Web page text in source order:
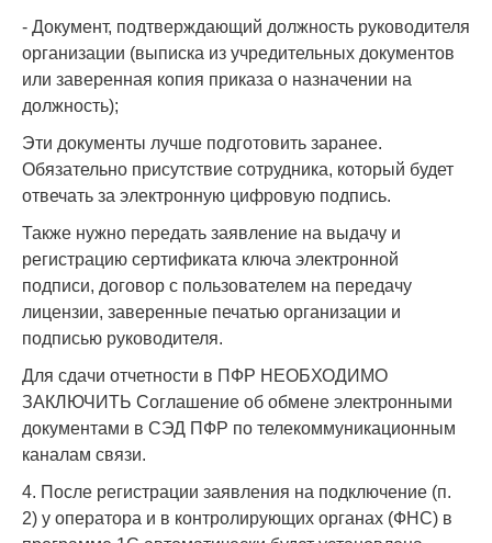
- Документ, подтверждающий должность руководителя
организации (выписка из учредительных документов
или заверенная копия приказа о назначении на
должность);
Эти документы лучше подготовить заранее.
Обязательно присутствие сотрудника, который будет
отвечать за электронную цифровую подпись.
Также нужно передать заявление на выдачу и
регистрацию сертификата ключа электронной
подписи, договор с пользователем на передачу
лицензии, заверенные печатью организации и
подписью руководителя.
Для сдачи отчетности в ПФР НЕОБХОДИМО
ЗАКЛЮЧИТЬ Соглашение об обмене электронными
документами в СЭД ПФР по телекоммуникационным
каналам связи.
4. После регистрации заявления на подключение (п.
2) у оператора и в контролирующих органах (ФНС) в